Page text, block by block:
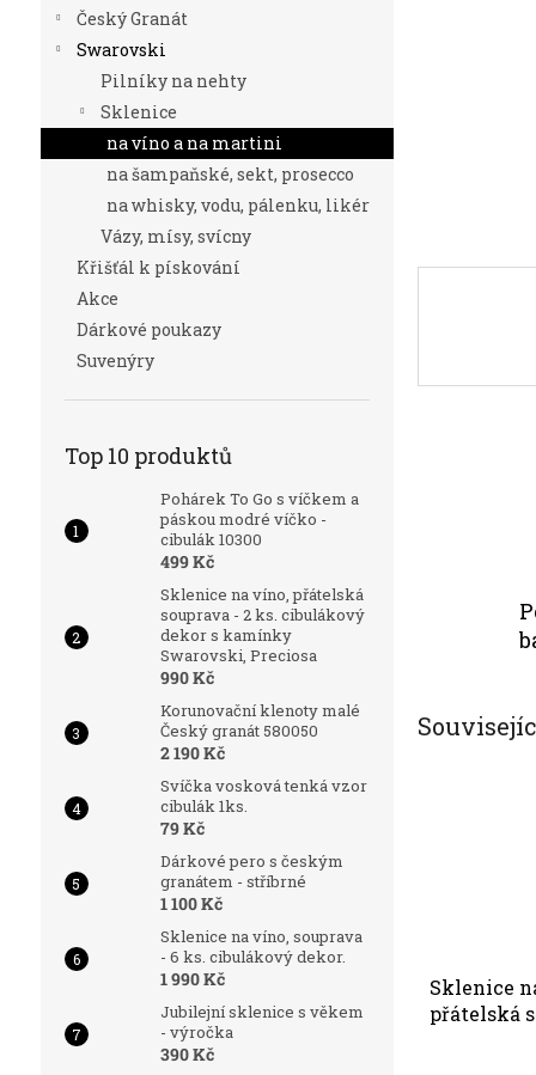
Český Granát
Swarovski
Pilníky na nehty
Sklenice
na víno a na martini
na šampaňské, sekt, prosecco
na whisky, vodu, pálenku, likér
Vázy, mísy, svícny
Křišťál k pískování
Akce
Dárkové poukazy
Suvenýry
Top 10 produktů
Pohárek To Go s víčkem a
páskou modré víčko -
cibulák 10300
499 Kč
Sklenice na víno, přátelská
souprava - 2 ks. cibulákový
dekor s kamínky
Swarovski, Preciosa
990 Kč
Korunovační klenoty malé
Český granát 580050
2 190 Kč
Svíčka vosková tenká vzor
cibulák 1ks.
79 Kč
Dárkové pero s českým
granátem - stříbrné
1 100 Kč
Sklenice na víno, souprava
- 6 ks. cibulákový dekor.
1 990 Kč
Jubilejní sklenice s věkem
- výročka
390 Kč
Sklenice
přátelská